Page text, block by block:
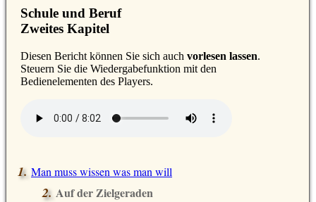
Schule und Beruf
Zweites Kapitel
Diesen Bericht können Sie sich auch vorlesen lassen.
Steuern Sie die Wiedergabefunktion mit den
Bedienelementen des Players.
Man muss wissen was man will
Auf der Zielgeraden